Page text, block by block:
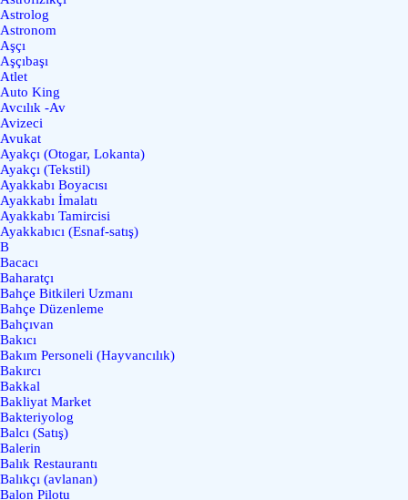
Astrolog
Astronom
Aşçı
Aşçıbaşı
Atlet
Auto King
Avcılık -Av
Avizeci
Avukat
Ayakçı (Otogar, Lokanta)
Ayakçı (Tekstil)
Ayakkabı Boyacısı
Ayakkabı İmalatı
Ayakkabı Tamircisi
Ayakkabıcı (Esnaf-satış)
B
Bacacı
Baharatçı
Bahçe Bitkileri Uzmanı
Bahçe Düzenleme
Bahçıvan
Bakıcı
Bakım Personeli (Hayvancılık)
Bakırcı
Bakkal
Bakliyat Market
Bakteriyolog
Balcı (Satış)
Balerin
Balık Restaurantı
Balıkçı (avlanan)
Balon Pilotu